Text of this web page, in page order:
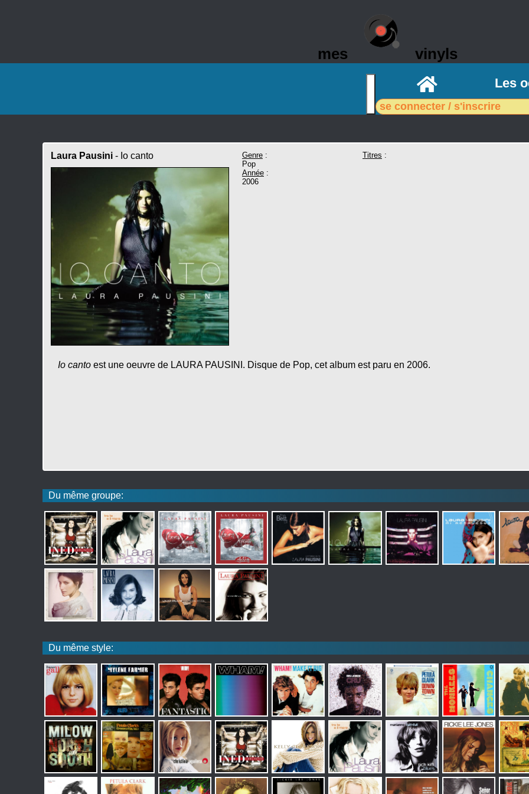
mes vinyls
AccueilLes
se connecter / s'inscrire
Laura Pausini - Io canto Genre :
Pop
Année :
2006
Titres :
Io canto est une oeuvre de LAURA PAUSINI. Disque de Pop, cet album est paru en 2006.
Du même groupe:
Du même style: